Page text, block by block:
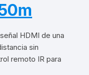
HDMI de una
sin
remoto IR para